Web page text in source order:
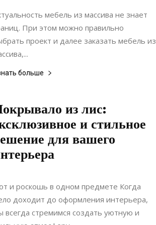
мебель из массива не знает
При этом можно правильно
проект и далее заказать мебель из
больше
из лис:
и стильное
для вашего
25.04.2024
и роскошь в одном предмете Когда
доходит до оформления интерьера,
всегда стремимся создать уютную и